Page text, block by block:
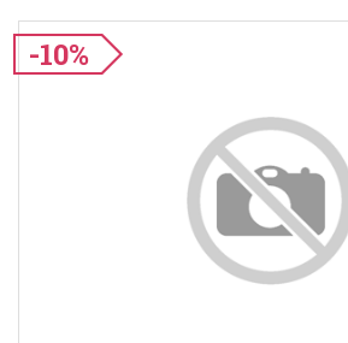
-10%